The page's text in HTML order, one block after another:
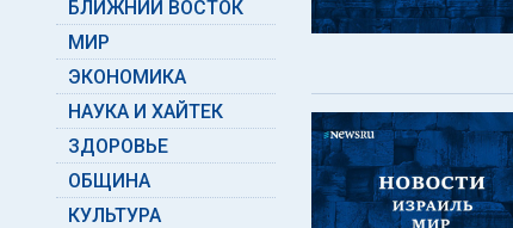
БЛИЖНИЙ ВОСТОК
МИР
ЭКОНОМИКА
НАУКА И ХАЙТЕК
ЗДОРОВЬЕ
ОБЩИНА
КУЛЬТУРА